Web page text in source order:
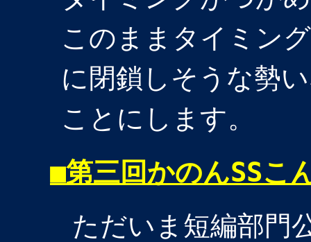
このままタイミン
に閉鎖しそうな勢
ことにします。
■第三回かのんSSこ
ただいま短編部門